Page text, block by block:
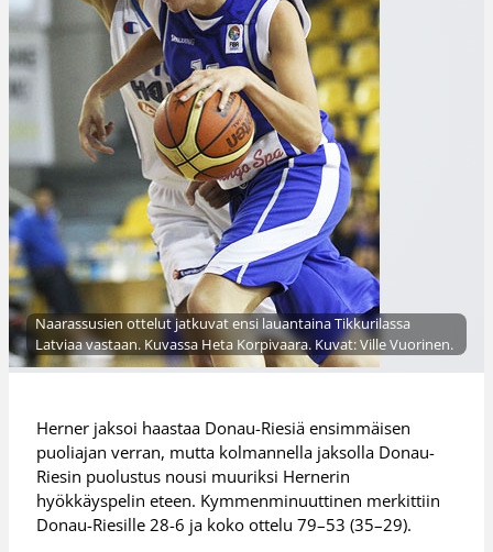
Naarassusien ottelut jatkuvat ensi lauantaina Tikkurilassa
Latviaa vastaan. Kuvassa Heta Korpivaara. Kuvat: Ville Vuorinen.
Herner jaksoi haastaa Donau-Riesiä ensimmäisen
puoliajan verran, mutta kolmannella jaksolla Donau-
Riesin puolustus nousi muuriksi Hernerin
hyökkäyspelin eteen. Kymmenminuuttinen merkittiin
Donau-Riesille 28-6 ja koko ottelu 79–53 (35–29).